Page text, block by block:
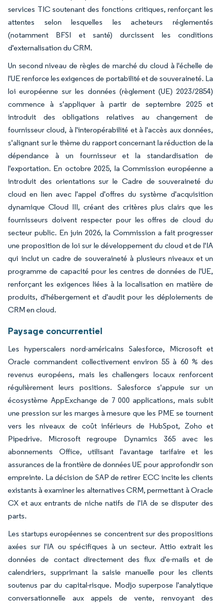
services TIC soutenant des fonctions critiques, renforçant les
attentes selon lesquelles les acheteurs réglementés
(notamment BFSI et santé) durcissent les conditions
d'externalisation du CRM.
Un second niveau de règles de marché du cloud à l'échelle de
l'UE renforce les exigences de portabilité et de souveraineté. La
loi européenne sur les données (règlement (UE) 2023/2854)
commence à s'appliquer à partir de septembre 2025 et
introduit des obligations relatives au changement de
fournisseur cloud, à l'interopérabilité et à l'accès aux données,
s'alignant sur le thème du rapport concernant la réduction de la
dépendance à un fournisseur et la standardisation de
l'exportation. En octobre 2025, la Commission européenne a
introduit des orientations sur le Cadre de souveraineté du
cloud en lien avec l'appel d'offres du système d'acquisition
dynamique Cloud III, créant des critères plus clairs que les
fournisseurs doivent respecter pour les offres de cloud du
secteur public. En juin 2026, la Commission a fait progresser
une proposition de loi sur le développement du cloud et de l'IA
qui inclut un cadre de souveraineté à plusieurs niveaux et un
programme de capacité pour les centres de données de l'UE,
renforçant les exigences liées à la localisation en matière de
produits, d'hébergement et d'audit pour les déploiements de
CRM en cloud.
Paysage concurrentiel
Les hyperscalers nord-américains Salesforce, Microsoft et
Oracle commandent collectivement environ 55 à 60 % des
revenus européens, mais les challengers locaux renforcent
régulièrement leurs positions. Salesforce s'appuie sur un
écosystème AppExchange de 7 000 applications, mais subit
une pression sur les marges à mesure que les PME se tournent
vers les niveaux de coût inférieurs de HubSpot, Zoho et
Pipedrive. Microsoft regroupe Dynamics 365 avec les
abonnements Office, utilisant l'avantage tarifaire et les
assurances de la frontière de données UE pour approfondir son
empreinte. La décision de SAP de retirer ECC incite les clients
existants à examiner les alternatives CRM, permettant à Oracle
CX et aux entrants de niche natifs de l'IA de se disputer des
parts.
Les startups européennes se concentrent sur des propositions
axées sur l'IA ou spécifiques à un secteur. Attio extrait les
données de contact directement des flux d'e-mails et de
calendriers, supprimant la saisie manuelle pour les clients
soutenus par du capital-risque. Modjo superpose l'analytique
conversationnelle aux appels de vente, renvoyant des